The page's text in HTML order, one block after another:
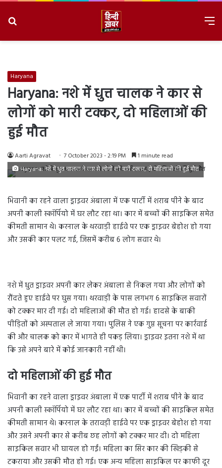
Haryana
Haryana: नशे में धुत्त चालक ने कार से
लोगों को मारी टक्कर, दो महिलाओं की
हुई मौत
Aarti Agravat 7 October 2023 - 2:19 PM 1 minute read
Haryana: नशे में धुत्त चालक ने कार से लोगों को मारी टक्कर, दो महिलाओं की हुई मौत
भिवानी का रहने वाला ड्राइवर अंबाला में एक पार्टी में शराब पीने के बाद
अपनी काली स्कॉर्पियो में घर लौट रहा था। कार में बच्चों की साइकिल समेत
कीमती सामान थे। करनाल के थरवाड़ी हाईवे पर एक ड्राइवर बेहोश हो गया
और उसकी कार पलट गई, जिसमें करीब 6 लोग सवार थे।
नशे में धुत ड्राइवर अपनी कार लेकर अंबाला से निकल गया और लोगों को
रौंदते हुए हाईवे पर घुस गया। थरवाड़ी के पास लगभग 6 साइकिल सवारों
को टक्कर मार दी गई। दो महिलाओं की मौत हो गई। हादसे के बाकी
पीड़ितों को अस्पताल ले जाया गया। पुलिस ने एक गुप्त सूचना पर कार्रवाई
की और चालक को कार में भागते ही पकड़ लिया। ड्राइवर इतना नशे में था
कि उसे अपने बारे में कोई जानकारी नहीं थी।
दो महिलाओं की हुई मौत
भिवानी का रहने वाला ड्राइवर अंबाला में एक पार्टी में शराब पीने के बाद
अपनी काली स्कॉर्पियो में घर लौट रहा था। कार में बच्चों की साइकिल समेत
कीमती सामान थे। करनाल के तरावड़ी हाईवे पर एक ड्राइवर बेहोश हो गया
और उसने अपनी कार से करीब छह लोगों को टक्कर मार दी। दो महिला
साइकिल सवार भी घायल हो गईं। महिला का सिर कार की खिड़की से
टकराया और उसकी मौत हो गई। एक अन्य महिला साइकिल पर काफी दूर